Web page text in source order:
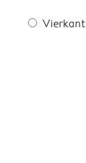
Vierkant